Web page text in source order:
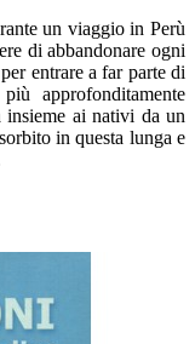
un viaggio in Perù
di abbandonare ogni
entrare a far parte di
approfonditamente
insieme ai nativi da un
in questa lunga e